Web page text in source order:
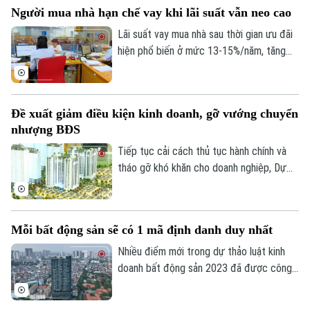
cho công việc và chất lượng cuộc sống.
Quan niệm về “an cư” đang dần thay đổi.
Người mua nhà hạn chế vay khi lãi suất vẫn neo cao
Lãi suất vay mua nhà sau thời gian ưu đãi
hiện phổ biến ở mức 13-15%/năm, tăng
hơn khi sử dụng đòn bẩy tài chính.
Đề xuất giảm điều kiện kinh doanh, gỡ vướng chuyển
nhượng BĐS
Tiếp tục cải cách thủ tục hành chính và
tháo gỡ khó khăn cho doanh nghiệp, Dự
nhượng dự án.
Mỗi bất động sản sẽ có 1 mã định danh duy nhất
Nhiều điểm mới trong dự thảo luật kinh
doanh bất động sản 2023 đã được công